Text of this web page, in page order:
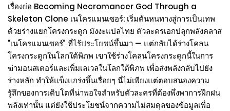
เรื่องย่อ Becoming Necromancer God Through a
Skeleton Clone เนโครแมนเซอร์: เริ่มต้นหนทางสู่การเป็นเทพ
ด้วยร่างแยกโครงกระดูก มังงะแปลไทย ตัวละครเอกปลุกพลังคลาส
“เนโครแมนเซอร์” ที่ไร้ประโยชน์ขึ้นมา — แต่กลับได้ร่างโคลน
โครงกระดูกในโลกใต้พิภพ เขาใช้ร่างโคลนโครงกระดูกนี้ในการ
ฆ่ามอนสเตอร์และเพิ่มเลเวลในโลกใต้พิภพ เพื่อส่งพลังกลับไปยัง
ร่างหลัก ทำให้แข็งแกร่งขึ้นเรื่อยๆ นี่ไม่เพียงแต่ตอบสนองความ
รู้สึกของการเติบโตที่น่าพอใจสำหรับตัวละครที่ต้องพึ่งพาการฝึกฝน
พลังเท่านั้น แต่ยังใช้ประโยชน์จากความไม่สมดุลของข้อมูลเพื่อ